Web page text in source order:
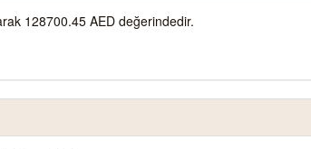
128700.45 AED değerindedir.